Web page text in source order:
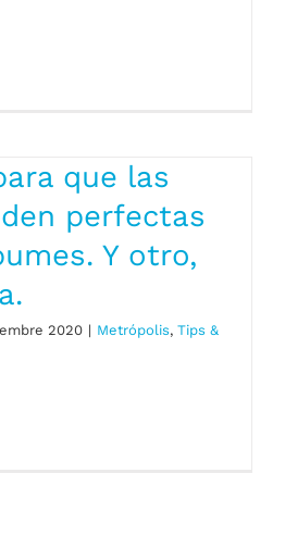
que las
perfectas
Y otro,
2020 | Metrópolis, Tips &